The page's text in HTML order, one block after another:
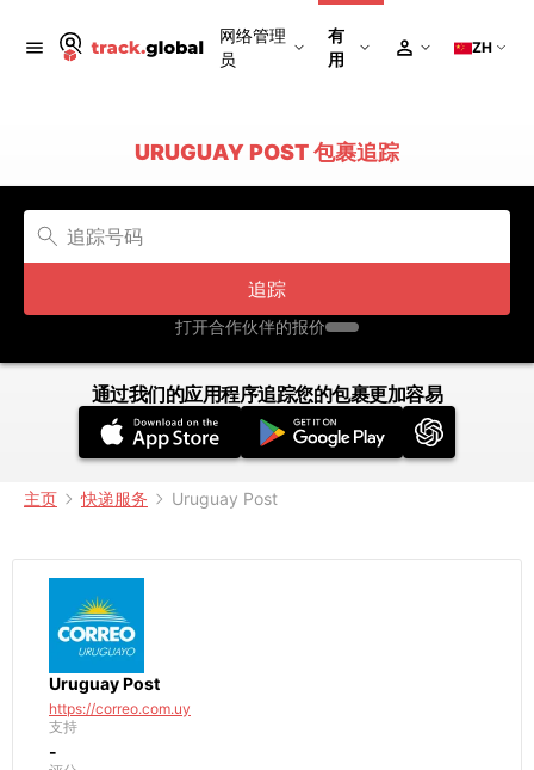
网络管理
员
有
用
ZH
URUGUAY POST 包裹追踪
追踪
打开合作伙伴的报价
通过我们的应用程序追踪您的包裹更加容易
主页 快递服务 Uruguay Post
Uruguay Post
https://correo.com.uy
支持
-